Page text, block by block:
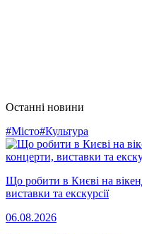
Останні новини
#Місто#Культура
Що робити в Києві на
виставки та екскурсії
06.08.2026